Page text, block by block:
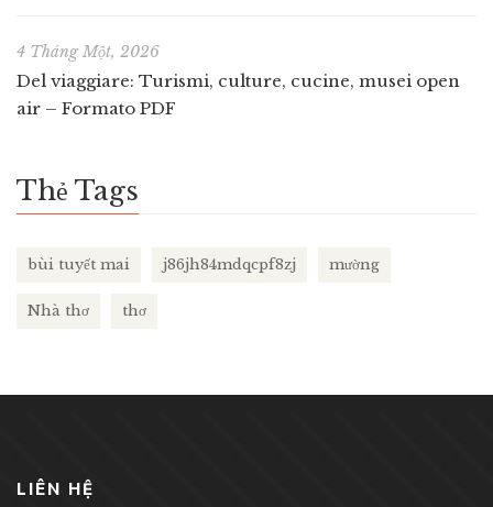
4 Tháng Một, 2026
Del viaggiare: Turismi, culture, cucine, musei open
air – Formato PDF
Thẻ Tags
bùi tuyết mai j86jh84mdqcpf8zj mường
Nhà thơ thơ
LIÊN HỆ